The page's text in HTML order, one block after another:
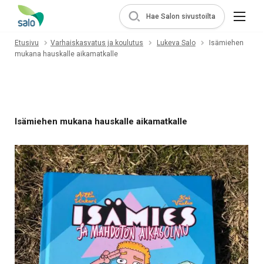
Hae Salon sivustoilta
Etusivu Varhaiskasvatus ja koulutus Lukeva Salo
Isämiehen
mukana hauskalle aikamatkalle
Isämiehen mukana hauskalle aikamatkalle